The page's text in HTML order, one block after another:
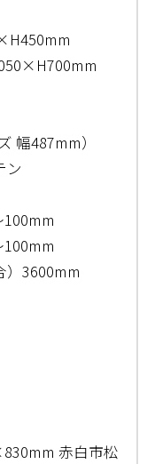
幅487mm）
ン
100mm
100mm
）3600mm
赤白市松